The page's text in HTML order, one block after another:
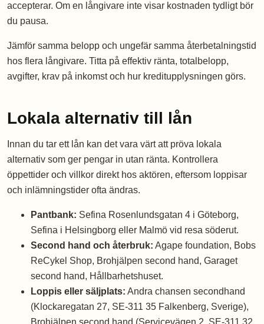
accepterar. Om en långivare inte visar kostnaden tydligt bör
du pausa.
Jämför samma belopp och ungefär samma återbetalningstid
hos flera långivare. Titta på effektiv ränta, totalbelopp,
avgifter, krav på inkomst och hur kreditupplysningen görs.
Lokala alternativ till lån
Innan du tar ett lån kan det vara värt att pröva lokala
alternativ som ger pengar in utan ränta. Kontrollera
öppettider och villkor direkt hos aktören, eftersom loppisar
och inlämningstider ofta ändras.
Pantbank: Sefina Rosenlundsgatan 4 i Göteborg,
Sefina i Helsingborg eller Malmö vid resa söderut.
Second hand och återbruk: Agape foundation, Bobs
ReCykel Shop, Brohjälpen second hand, Garaget
second hand, Hållbarhetshuset.
Loppis eller säljplats: Andra chansen secondhand
(Klockaregatan 27, SE-311 35 Falkenberg, Sverige),